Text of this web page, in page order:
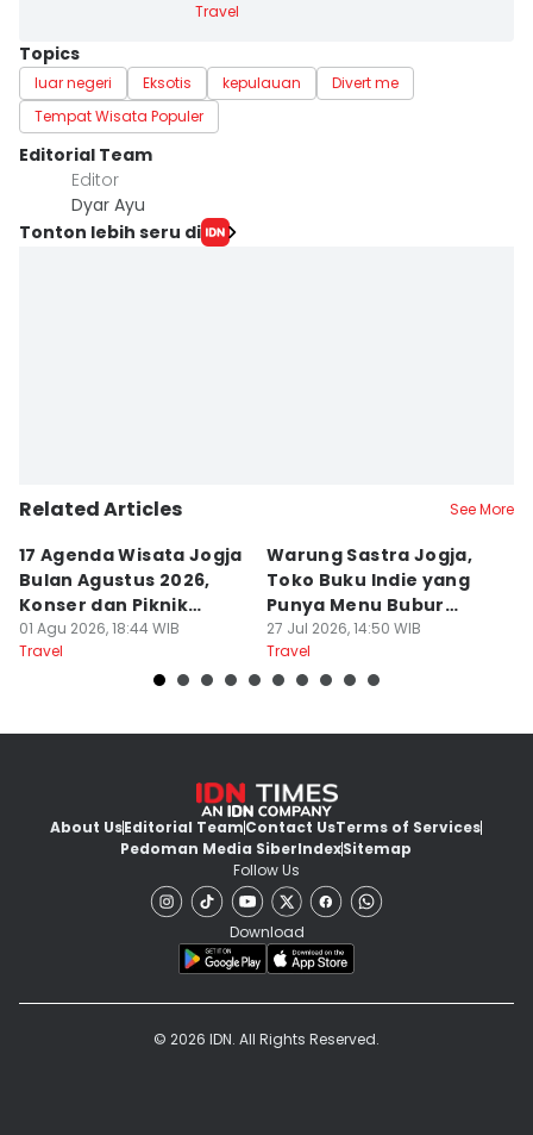
Travel
Topics
luar negeri Eksotis kepulauan
Divert me
Tempat Wisata Populer
Editorial Team
Editor
Dyar Ayu
Tonton lebih seru di
Related Articles See More
17 Agenda Wisata Jogja
Bulan Agustus 2026,
Konser dan Piknik
Literasi
01 Agu 2026, 18:44 WIB
Travel
Warung Sastra Jogja,
Toko Buku Indie yang
Punya Menu Bubur
Manado
27 Jul 2026, 14:50 WIB
Travel
About UsEditorial TeamContact UsTerms of Services
Pedoman Media SiberIndexSitemap
Follow Us
Download
© 2026 IDN. All Rights Reserved.